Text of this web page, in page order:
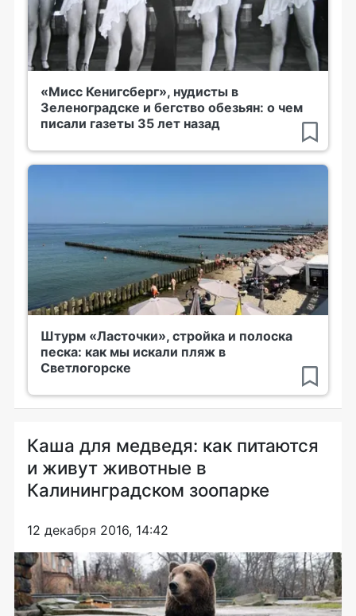
«Мисс Кенигсберг», нудисты в
Зеленоградске и бегство обезьян: о чем
писали газеты 35 лет назад
Штурм «Ласточки», стройка и полоска
песка: как мы искали пляж в
Светлогорске
Каша для медведя: как питаются
и живут животные в
Калининградском зоопарке
12 декабря 2016, 14:42